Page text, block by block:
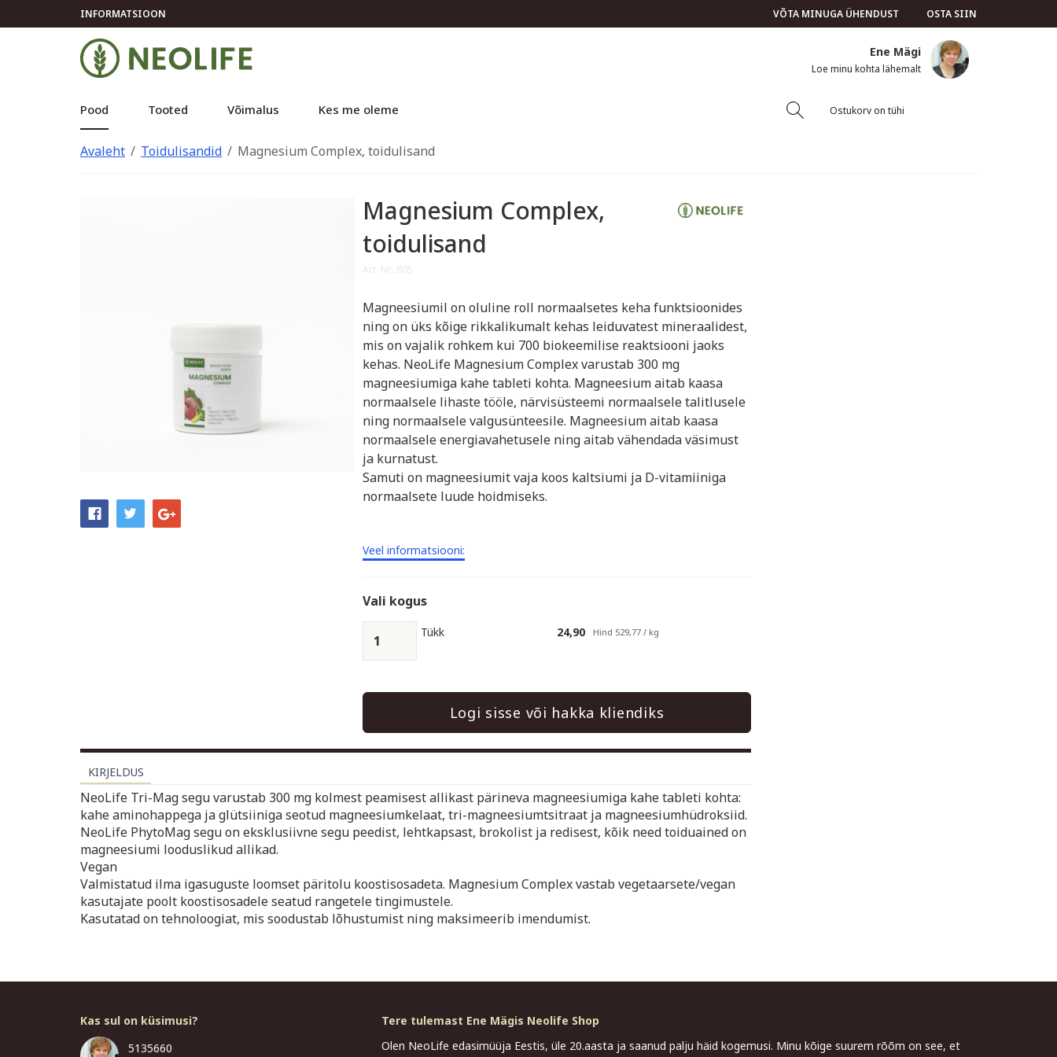
OSTA SIIN
VÕTA MINUGA ÜHENDUST
INFORMATSIOON
Ene Mägi
Loe minu kohta lähemalt
Ostukorv on tühi
Pood Tooted Võimalus Kes me oleme
Avaleht Toidulisandid Magnesium Complex, toidulisand
Magnesium Complex,
toidulisand
Magneesiumil on oluline roll normaalsetes keha funktsioonides
ning on üks kõige rikkalikumalt kehas leiduvatest mineraalidest,
mis on vajalik rohkem kui 700 biokeemilise reaktsiooni jaoks
kehas. NeoLife Magnesium Complex varustab 300 mg
magneesiumiga kahe tableti kohta. Magneesium aitab kaasa
normaalsele lihaste tööle, närvisüsteemi normaalsele talitlusele
ning normaalsele valgusünteesile. Magneesium aitab kaasa
normaalsele energiavahetusele ning aitab vähendada väsimust
ja kurnatust.
Samuti on magneesiumit vaja koos kaltsiumi ja D-vitamiiniga
normaalsete luude hoidmiseks.
Veel informatsiooni:
Vali kogus
Tükk 24,90 Hind 529,77 / kg
Logi sisse või hakka kliendiks
KIRJELDUS
NeoLife Tri-Mag segu varustab 300 mg kolmest peamisest allikast pärineva magneesiumiga kahe tableti kohta:
kahe aminohappega ja glütsiiniga seotud magneesiumkelaat, tri-magneesiumtsitraat ja magneesiumhüdroksiid.
NeoLife PhytoMag segu on eksklusiivne segu peedist, lehtkapsast, brokolist ja redisest, kõik need toiduained on
magneesiumi looduslikud allikad.
Vegan
Valmistatud ilma igasuguste loomset päritolu koostisosadeta. Magnesium Complex vastab vegetaarsete/vegan
kasutajate poolt koostisosadele seatud rangetele tingimustele.
Kasutatad on tehnoloogiat, mis soodustab lõhustumist ning maksimeerib imendumist.
Kas sul on küsimusi?
5135660
Tere tulemast Ene Mägis Neolife Shop
Olen NeoLife edasimüüja Eestis, üle 20.aasta ja saanud palju häid kogemusi. Minu kõige suurem rõõm on see, et